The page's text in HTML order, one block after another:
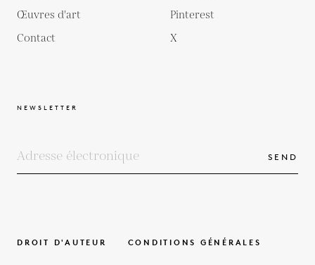
Œuvres d'art
Contact
Pinterest
X
NEWSLETTER
SEND
DROIT D'AUTEUR CONDITIONS GÉNÉRALES